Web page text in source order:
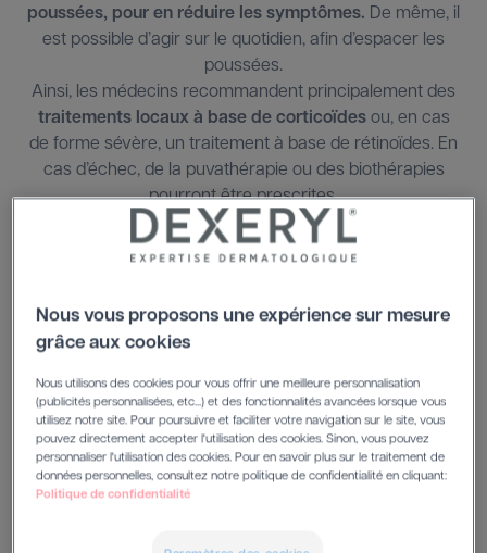
poussées, pour en réduire les symptômes. De même, il
est possible d’agir sur le quotidien, afin d’espacer les
poussées.
Ainsi, les médecins recommandent principalement des
traitements locaux à base de corticoïdesou, en cas
de forme sévère, un traitement à base de rétinoïdes. En
cas d’échec, de la puvathérapie ou des biothérapies
pourront être prescrites.
Avant de vous proposer un traitement, un
compte :
- Votre état de santé
- Le type de psoriasis observé
- La localisation et de l’étendue de vos plaques
- La présence ou non d'un rhumatisme psoriasique
associé
- L’impact de la maladie sur votre vie quotidienne
Nous vous proposons une expérience sur mesure
grâce aux cookies
Nous utilisons des cookies pour vous offrir une meilleure personnalisation
(publicités personnalisées, etc...) et des fonctionnalités avancées lorsque vous
utilisez notre site. Pour poursuivre et faciliter votre navigation sur le site, vous
pouvez directement accepter l'utilisation des cookies. Sinon, vous pouvez
personnaliser l'utilisation des cookies. Pour en savoir plus sur le traitement de
données personnelles, consultez notre politique de confidentialité en cliquant:
Politique de confidentialité